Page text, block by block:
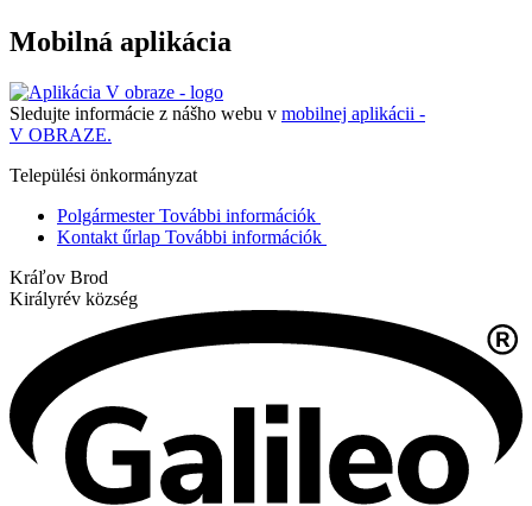
Mobilná aplikácia
Sledujte informácie z nášho webu v mobilnej aplikácii -
V OBRAZE.
Települési önkormányzat
Polgármester További információk
Kontakt űrlap További információk
Kráľov Brod
Királyrév község